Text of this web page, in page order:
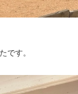
です。